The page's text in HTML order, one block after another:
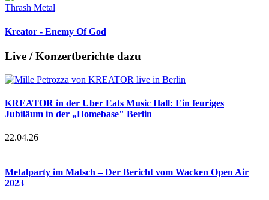
Thrash Metal
Kreator - Enemy Of God
Live / Konzertberichte dazu
KREATOR in der Uber Eats Music Hall: Ein feuriges
Jubiläum in der „Homebase" Berlin
22.04.26
Metalparty im Matsch – Der Bericht vom Wacken Open Air
2023